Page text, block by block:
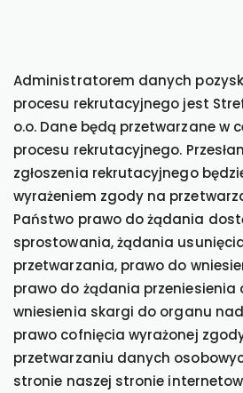
Administratorem danych
procesu rekrutacyjnego jest
o.o. Dane będą przetwarzane w
procesu rekrutacyjnego.
zgłoszenia rekrutacyjnego
wyrażeniem zgody na
Państwo prawo do żądania
sprostowania, żądania
przetwarzania, prawo do
prawo do żądania przeniesienia
wniesienia skargi do organu
prawo cofnięcia wyrażonej
przetwarzaniu danych
stronie naszej stronie